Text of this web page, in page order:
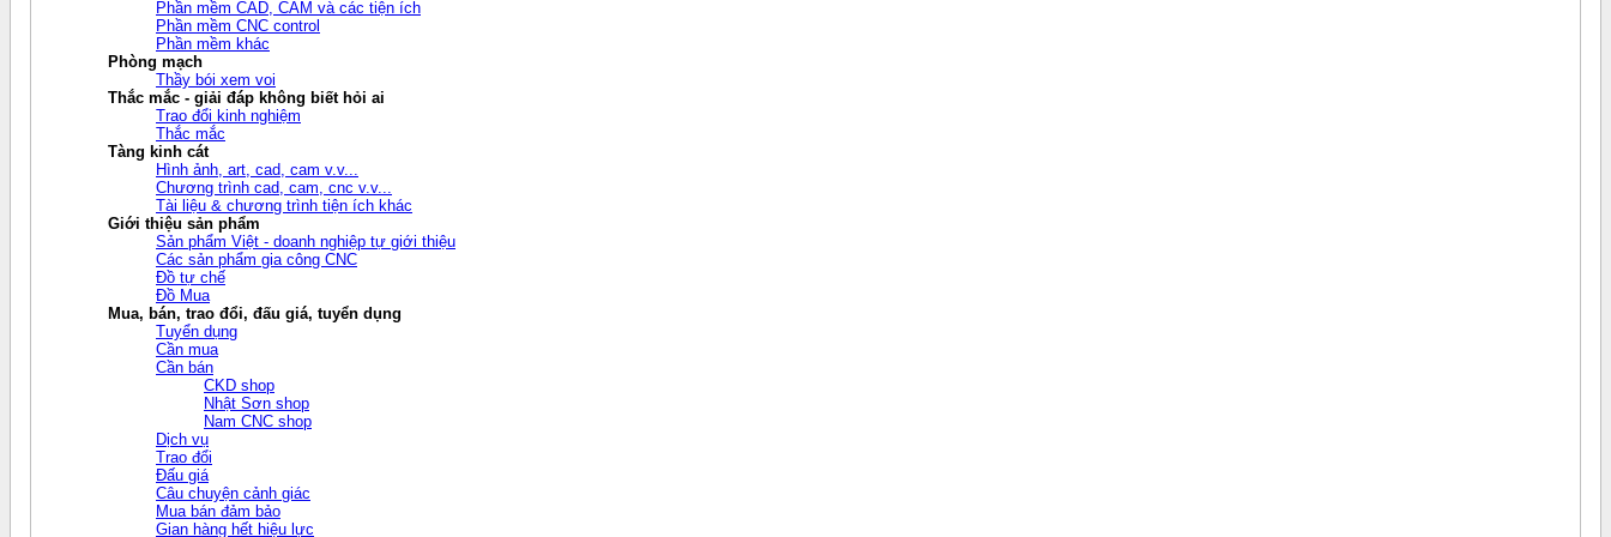
Phần mềm CAD, CAM và các tiện ích
Phần mềm CNC control
Phần mềm khác
Phòng mạch
Thầy bói xem voi
Thắc mắc - giải đáp không biết hỏi ai
Trao đổi kinh nghiệm
Thắc mắc
Tàng kinh cát
Hình ảnh, art, cad, cam v.v...
Chương trình cad, cam, cnc v.v...
Tài liệu & chương trình tiện ích khác
Giới thiệu sản phẩm
Sản phẩm Việt - doanh nghiệp tự giới thiệu
Các sản phẩm gia công CNC
Đồ tự chế
Đồ Mua
Mua, bán, trao đổi, đấu giá, tuyển dụng
Tuyển dụng
Cần mua
Cần bán
CKD shop
Nhật Sơn shop
Nam CNC shop
Dịch vụ
Trao đổi
Đấu giá
Câu chuyện cảnh giác
Mua bán đảm bảo
Gian hàng hết hiệu lực